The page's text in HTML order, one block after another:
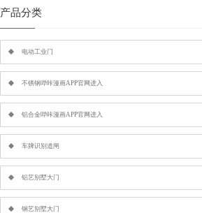
产品分类
电动工业门
不锈钢哔咔漫画APP官网进入
铝合金哔咔漫画APP官网进入
车牌识别道闸
铝艺别墅大门
钢艺别墅大门